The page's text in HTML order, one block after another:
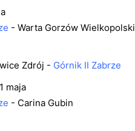
- Warta Gorzów Wielkopolski
Zdrój - Górnik II Zabrze
maja
- Carina Gubin